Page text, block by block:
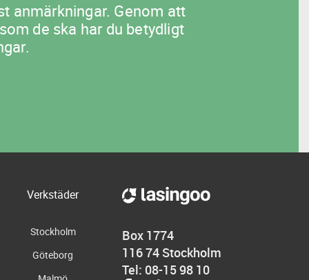
anmärkningar. Genom att
de ska har du betydligt
Verkstäder
Stockholm
Göteborg
Box 1774
116 74 Stockholm
Tel: 08-15 98 10